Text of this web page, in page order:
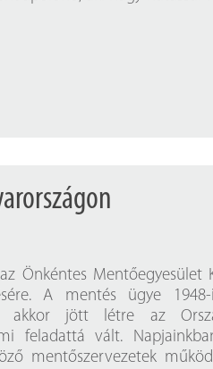
Próbahozzáférések Kitekintő
Önkéntes Mentőegyesület
A mentés ügye
akkor jött létre az
feladattá vált.
mentőszervezetek